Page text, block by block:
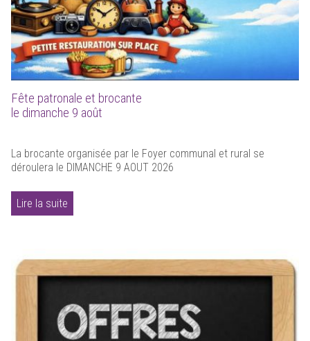
Fête patronale et brocante
le dimanche 9 août
La brocante organisée par le Foyer communal et rural se
déroulera le DIMANCHE 9 AOUT 2026
Lire la suite